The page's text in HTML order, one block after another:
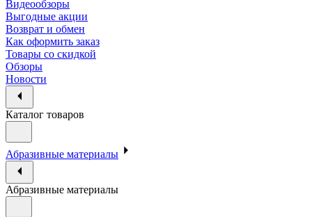
Видеообзоры
Выгодные акции
Возврат и обмен
Как оформить заказ
Товары со скидкой
Обзоры
Новости
Каталог товаров
Абразивные материалы
Абразивные материалы